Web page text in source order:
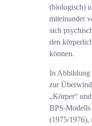
(biologisch)
miteinander
sich
den
können.
In Abbildung
zur
„Körper“
BPS-
(1975/1976),